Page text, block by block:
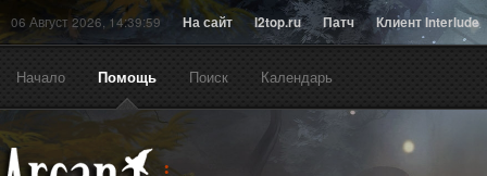
06 Август 2026, 14:39:59 На сайт l2top.ru Патч Клиент Interlude
Начало Помощь Поиск Календарь